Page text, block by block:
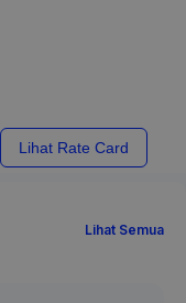
Lihat Rate Card
Lihat Semua